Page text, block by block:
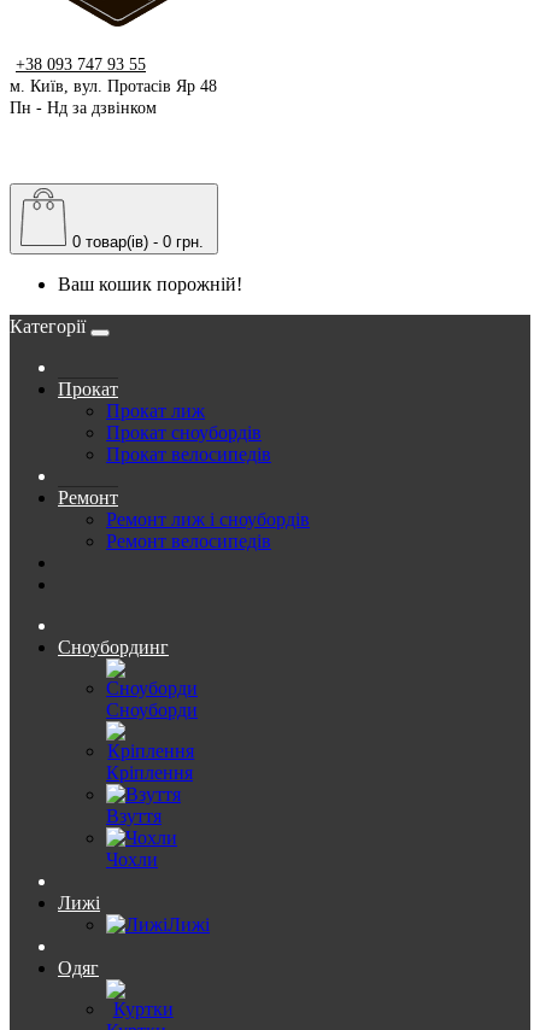
+38 093 747 93 55
м. Київ, вул. Протасів Яр 48
Пн - Нд за дзвінком
0 товар(ів) - 0 грн.
Ваш кошик порожній!
Категорії
Прокат
Прокат лиж
Прокат сноубордів
Прокат велосипедів
Ремонт
Ремонт лиж і сноубордів
Ремонт велосипедів
Сноубординг
Сноуборди
Кріплення
Взуття
Чохли
Лижі
Лижі
Одяг